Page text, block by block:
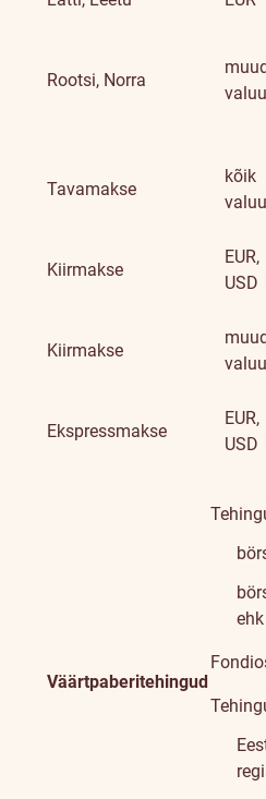
Rootsi, Norra
Tavamakse
kõik
Kiirmakse
EUR,
USD
Kiirmakse
Ekspressmakse
EUR,
USD
Väärtpaberitehingud